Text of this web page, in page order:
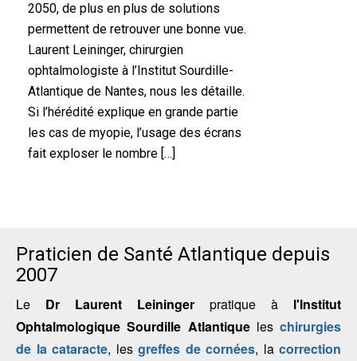
2050, de plus en plus de solutions
permettent de retrouver une bonne vue.
Laurent Leininger, chirurgien
ophtalmologiste à l’Institut Sourdille-
Atlantique de Nantes, nous les détaille.
Si l’hérédité explique en grande partie
les cas de myopie, l’usage des écrans
fait exploser le nombre […]
Praticien de Santé Atlantique depuis
2007
Le Dr Laurent Leininger pratique à l'Institut
Ophtalmologique Sourdille Atlantiqueles chirurgies
de la cataracte, les greffes de cornées, la correction